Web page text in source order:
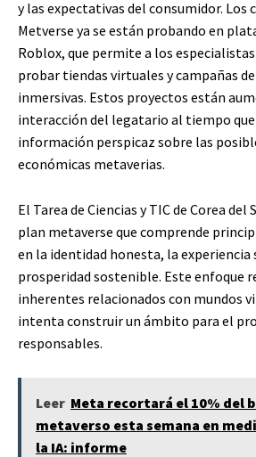
y las expectativas del consumidor. Los
Metverse ya se están probando en
Roblox, que permite a los
probar tiendas virtuales y campañas
inmersivas. Estos proyectos están
interacción del legatario al tiempo
información perspicaz sobre las
económicas metaverias.
El Tarea de Ciencias y TIC de Corea del
plan metaverse que comprende
en la identidad honesta, la experiencia
prosperidad sostenible. Este enfoque
inherentes relacionados con mundos
intenta construir un ámbito para el
responsables.
Leer Meta recortará el 10% del
metaverso esta semana en
la IA: informe